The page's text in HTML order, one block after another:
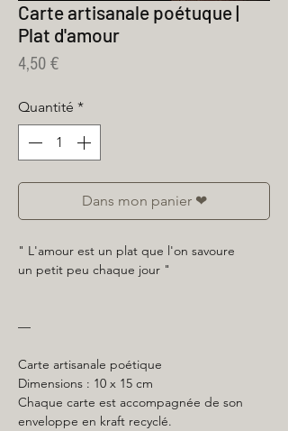
Carte artisanale poétuque |
Plat d'amour
4,50 €Prix
Quantité *
Dans mon panier ❤
" L'amour est un plat que l'on savoure
un petit peu chaque jour "
—
Carte artisanale poétique
Dimensions : 10 x 15 cm
Chaque carte est accompagnée de son
enveloppe en kraft recyclé.